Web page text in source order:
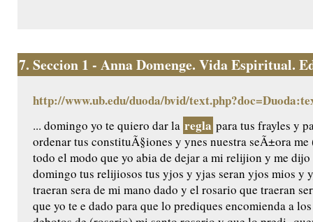
7. Seccion 1 - Anna Domenge. Vida Espiritual.
http://www.ub.edu/duoda/bvid/
... domingo yo te quiero dar la regla para tus frayles y
ordenar tus constituÃ§iones y ynes nuestra seÃ±ora
todo el modo que yo abia de dejar a mi relijion y me
domingo tus relijiosos tus yjos y yjas seran yjos mios y
traeran sera de mi mano dado y el rosario que traeran
que yo te e dado para que lo prediques encomienda a